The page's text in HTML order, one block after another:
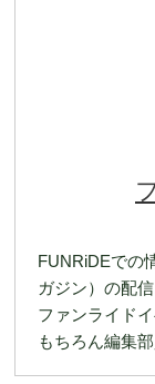
FUNRiDEでの
ガジン）の配
ファンライド
もちろん編集